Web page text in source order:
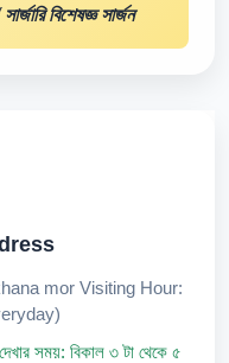
সার্জারি বিশেষজ্ঞ সার্জন
mor Visiting Hour:
সময়: বিকাল ৩ টা থেকে ৫